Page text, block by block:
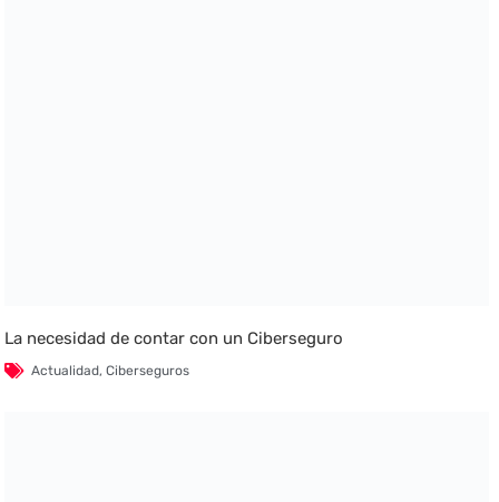
La necesidad de contar con un Ciberseguro
Actualidad,Ciberseguros